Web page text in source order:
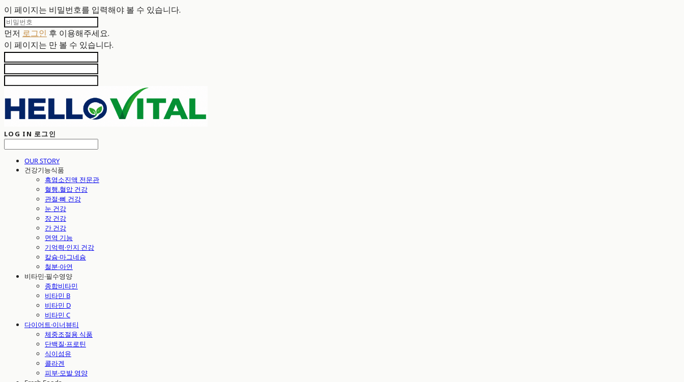
이 페이지는 비밀번호를 입력해야 볼 수 있습니다.
먼저 로그인 후 이용해주세요.
이 페이지는 만 볼 수 있습니다.
LOG IN 로그인
OUR STORY
건강기능식품
흑염소진액 전문관
혈행.혈압 건강
관절·뼈 건강
눈 건강
장 건강
간 건강
면역 기능
기억력·인지 건강
칼슘·마그네슘
철분·아연
비타민·필수영양
종합비타민
비타민 B
비타민 D
비타민 C
다이어트·이너뷰티
체중조절용 식품
단백질·프로틴
식이섬유
콜라겐
피부·모발 영양